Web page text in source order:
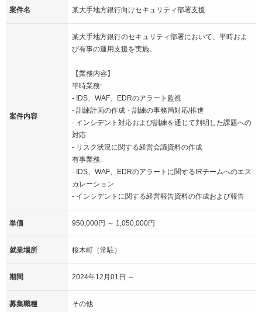
案件名 某大手地方銀行向けセキュリティ部署支援
案件内容
某大手地方銀行のセキュリティ部署において、平時およ
び有事の運用支援を実施。
【業務内容】
平時業務:
- IDS、WAF、EDRのアラート監視
- 訓練計画の作成・訓練の事務局対応/推進
- インシデント対応および訓練を通じて判明した課題への
対応
- リスク状況に関する経営会議資料の作成
有事業務:
- IDS、WAF、EDRのアラートに関するIRチームへのエス
カレーション
- インシデントに関する経営報告資料の作成および報告
単価 950,000円 ～ 1,050,000円
就業場所 桜木町（常駐）
期間 2024年12月01日 ～
募集職種 その他